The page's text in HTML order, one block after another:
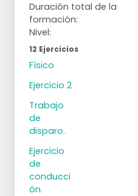
Duración total de la
formación:
Nivel:
12 Ejercicios
Físico
Ejercicio 2
Trabajo
de
disparo.
Ejercicio
de
conducci
ón.